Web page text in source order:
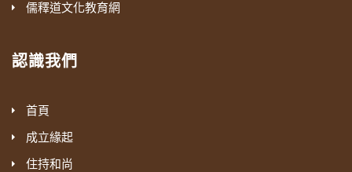
儒釋道文化教育網
認識我們
首頁
成立緣起
住持和尚